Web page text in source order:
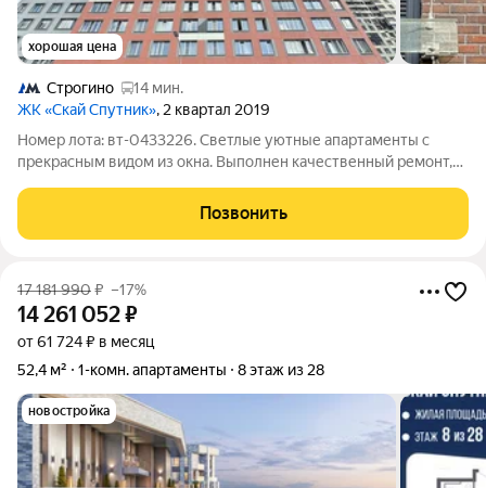
хорошая цена
Строгино
14 мин.
ЖК «Скай Спутник», 2 квартал 2019
Номер лота: вт-0433226. Светлые уютные апартаменты с
прекрасным видом из окна. Выполнен качественный ремонт,
планировка с просторной кухней-гостиной. Развитая
инфраструктура района: сетевые
Позвонить
17 181 990₽ –17%
14 261 052₽
от 61 724 ₽ в месяц
52,4 м²
1-комн. апартаменты 8 этаж из 28
новостройка